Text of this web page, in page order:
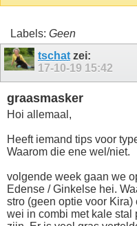
Labels: Geen
tschat zei:
17-10-19 15:42
graasmasker
Hoi allemaal,
Heeft iemand tips voor
Waarom die ene wel/niet.
volgende week gaan we
Edense / Ginkelse hei.
stro (geen optie voor
wei in combi met kale stal